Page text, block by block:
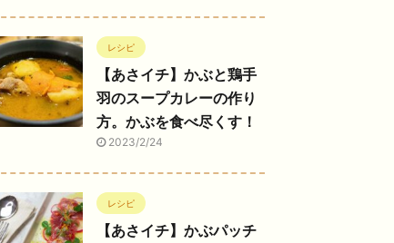
レシピ
【あさイチ】かぶと鶏手
羽のスープカレーの作り
方。かぶを食べ尽くす！
2023/2/24
レシピ
【あさイチ】かぶパッチ